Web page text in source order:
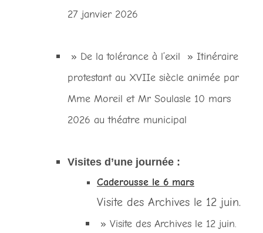
27 janvier 2026
» De la tolérance à l’exil » Itinéraire
protestant au XVIIe siècle animée par
Mme Moreil et Mr Soulasle 10 mars
2026 au théatre municipal
Visites d’une journée :
Caderousse le 6 mars
Visite des Archives le 12 juin.
» Visite des Archives le 12 juin.